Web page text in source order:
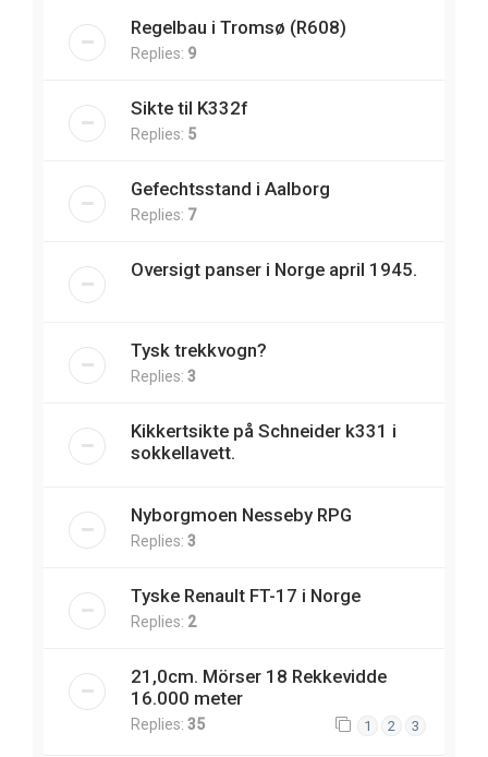
Regelbau i Tromsø (R608)
Replies: 9
Sikte til K332f
Replies: 5
Gefechtsstand i Aalborg
Replies: 7
Oversigt panser i Norge april 1945.
Tysk trekkvogn?
Replies: 3
Kikkertsikte på Schneider k331 i
sokkellavett.
Nyborgmoen Nesseby RPG
Replies: 3
Tyske Renault FT-17 i Norge
Replies: 2
21,0cm. Mörser 18 Rekkevidde
16.000 meter
Replies: 35 1 2 3